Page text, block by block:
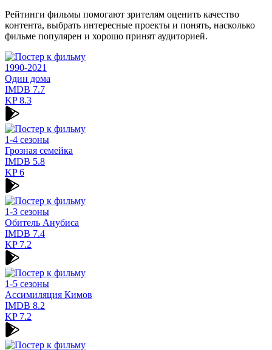
Рейтинги фильмы помогают зрителям оценить качество
контента, выбрать интересные проекты и понять, насколько
фильме популярен и хорошо принят аудиторией.
1990-2021
Один дома
IMDB 7.7
KP8.3
1-4 сезоны
Грозная семейка
IMDB 5.8
KP6
1-3 сезоны
Обитель Анубиса
IMDB 7.4
KP7.2
1-5 сезоны
Ассимиляция Кимов
IMDB 8.2
KP7.2